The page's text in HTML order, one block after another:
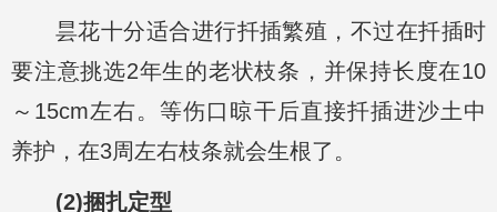
昙花十分适合进行扦插繁殖，不过在扦插时
要注意挑选2年生的老状枝条，并保持长度在10
～15cm左右。等伤口晾干后直接扦插进沙土中
养护，在3周左右枝条就会生根了。
(2)捆扎定型